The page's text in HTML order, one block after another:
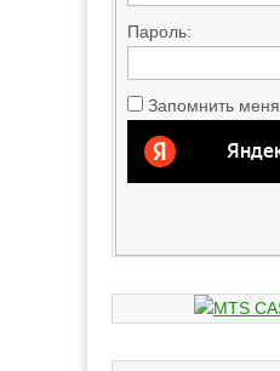
Пароль:
Запомнить меня